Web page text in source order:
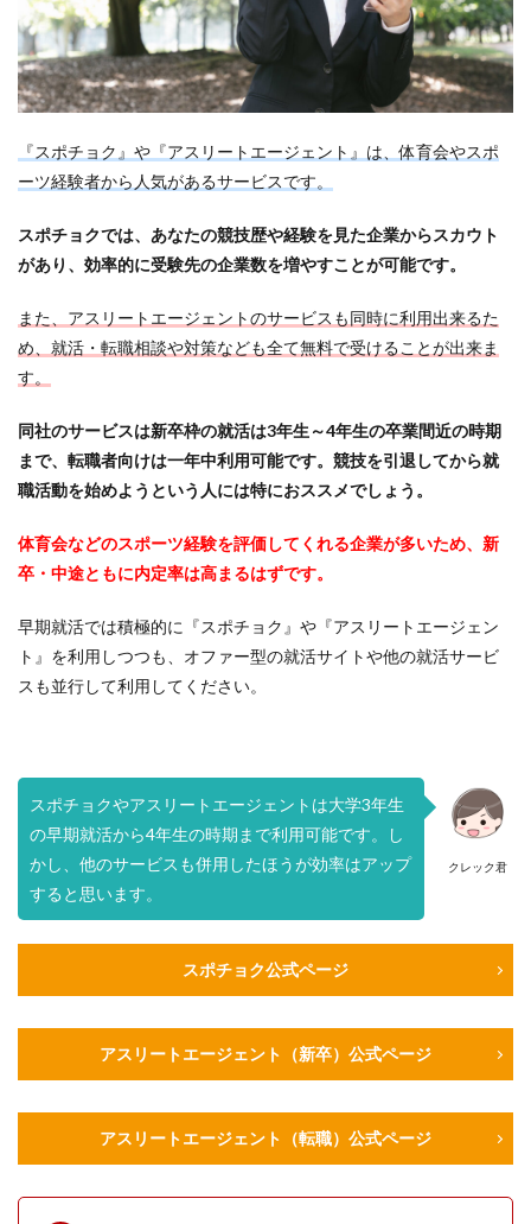
『スポチョク』や『アスリートエージェント』は、体育会やスポ
ーツ経験者から人気があるサービスです。
スポチョクでは、あなたの競技歴や経験を見た企業からスカウト
があり、効率的に受験先の企業数を増やすことが可能です。
また、アスリートエージェントのサービスも同時に利用出来るた
め、就活・転職相談や対策なども全て無料で受けることが出来ま
す。
同社のサービスは新卒枠の就活は3年生～4年生の卒業間近の時期
まで、転職者向けは一年中利用可能です。競技を引退してから就
職活動を始めようという人には特におススメでしょう。
体育会などのスポーツ経験を評価してくれる企業が多いため、新
卒・中途ともに内定率は高まるはずです。
早期就活では積極的に『スポチョク』や『アスリートエージェン
ト』を利用しつつも、オファー型の就活サイトや他の就活サービ
スも並行して利用してください。
クレック君
スポチョクやアスリートエージェントは大学3年生
の早期就活から4年生の時期まで利用可能です。し
かし、他のサービスも併用したほうが効率はアップ
すると思います。
スポチョク公式ページ
アスリートエージェント（新卒）公式ページ
アスリートエージェント（転職）公式ページ